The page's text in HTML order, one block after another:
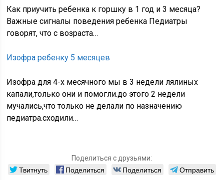
Как приучить ребенка к горшку в 1 год и 3 месяца?
Важные сигналы поведения ребенка Педиатры
говорят, что с возраста…
Изофра ребенку 5 месяцев
Изофра для 4-х месячного мы в 3 недели лялиных
капали,только они и помогли.до этого 2 недели
мучались,что только не делали по назначению
педиатра.сходили…
Поделиться с друзьями:
Твитнуть Поделиться Поделиться
Отправить